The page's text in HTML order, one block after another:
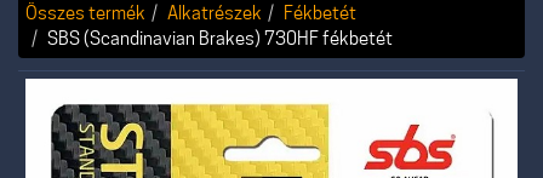
Összes termék Alkatrészek
Fékbetét
SBS (Scandinavian Brakes) 730HF fékbetét